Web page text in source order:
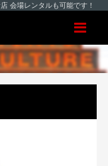
会場レンタルも可能です！